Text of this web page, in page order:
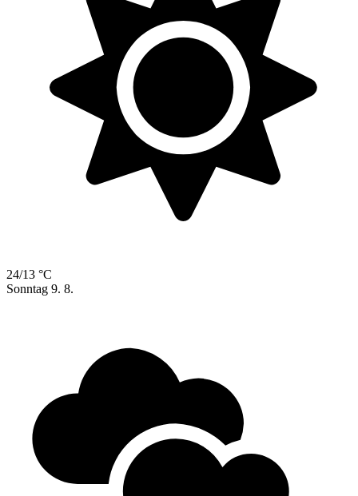
24/13 °C
Sonntag 9. 8.